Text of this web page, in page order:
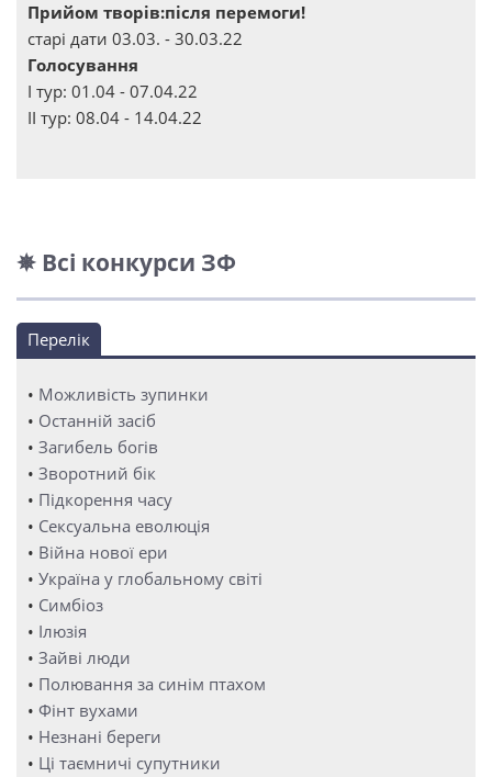
Прийом творів:після перемоги!
старі дати 03.03. - 30.03.22
Голосування
І тур: 01.04 - 07.04.22
ІІ тур: 08.04 - 14.04.22
✵ Всі конкурси ЗФ
Перелік
• Можливість зупинки
• Останній засіб
• Загибель богів
• Зворотний бік
• Підкорення часу
• Сексуальна еволюція
• Війна нової ери
• Україна у глобальному світі
• Симбіоз
• Ілюзія
• Зайві люди
• Полювання за синім птахом
• Фінт вухами
• Незнані береги
• Ці таємничі супутники